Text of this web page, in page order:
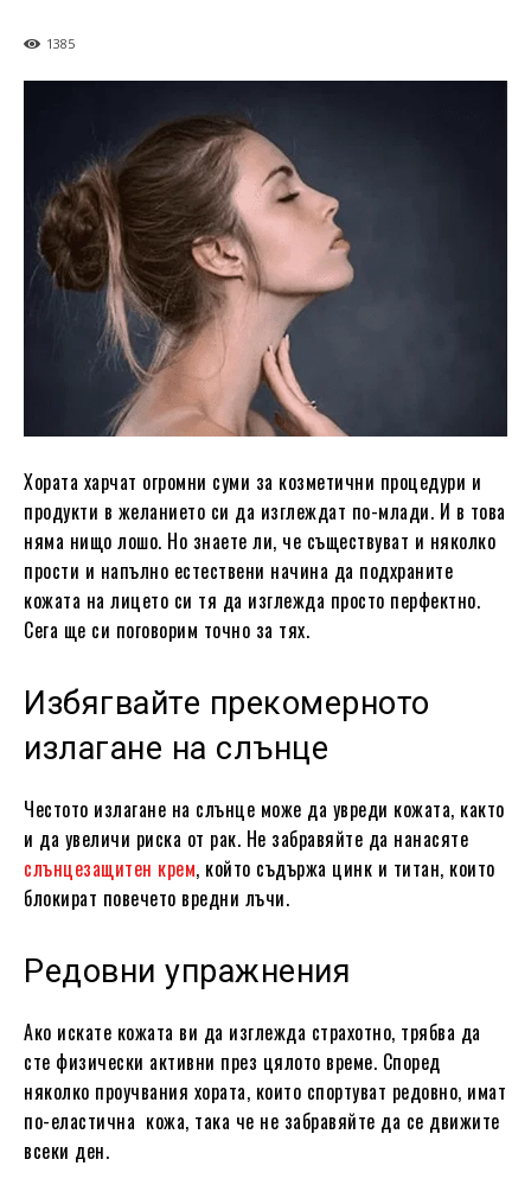
1385
Хората харчат огромни суми за козметични процедури и
продукти в желанието си да изглеждат по-млади. И в това
няма нищо лошо. Но знаете ли, че съществуват и няколко
прости и напълно естествени начина да подхраните
кожата на лицето си тя да изглежда просто перфектно.
Сега ще си поговорим точно за тях.
Избягвайте прекомерното
излагане на слънце
Честото излагане на слънце може да увреди кожата, както
и да увеличи риска от рак. Не забравяйте да нанасяте
слънцезащитен крем, който съдържа цинк и титан, които
блокират повечето вредни лъчи.
Редовни упражнения
Ако искате кожата ви да изглежда страхотно, трябва да
сте физически активни през цялото време. Според
няколко проучвания хората, които спортуват редовно, имат
по-еластична кожа, така че не забравяйте да се движите
всеки ден.